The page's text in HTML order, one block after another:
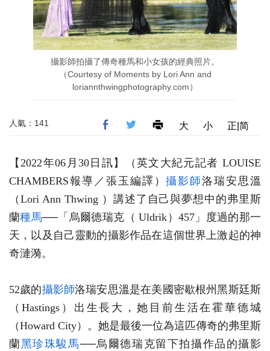
攝影師拍攝了傳奇種馬和小女孩的經典照片。
（Courtesy of Moments by Lori Ann and
loriannthwingphotography.com）
人氣：141 大 小 正|简
【2022年06月30日訊】（英文大紀元記者 LOUISE
CHAMBERS報導／張玉編譯）攝影師洛瑞安思溫
（Lori Ann Thwing ）講述了自己與夢想中的弗里斯
蘭種馬──「烏爾德瑞克（ Uldrik）457」度過的那一
天，以及自己靈動的攝影作品在這個世界上激起的神
奇漣漪。
52歲的攝影師洛瑞安思溫是在美國密歇根州黑斯廷斯
（Hastings）出生長大，她目前生活在霍華德城
（Howard City）。她是最後一位為這匹傳奇的弗里斯
蘭黑珍珠駿馬──烏爾德瑞克留下拍攝作品的攝影